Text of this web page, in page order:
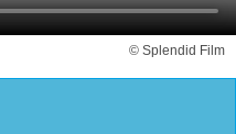
© Splendid Film